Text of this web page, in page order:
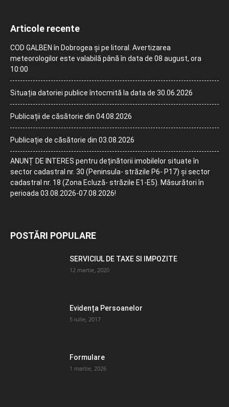
Articole recente
COD GALBEN în Dobrogea și pe litoral. Avertizarea
meteorologilor este valabilă până în data de 08 august, ora
10:00
Situația datoriei publice întocmită la data de 30.06.2026
Publicații de căsătorie din 04.08.2026
Publicație de căsătorie din 03.08.2026
ANUNȚ DE INTERES pentru deținătorii imobilelor situate în
sector cadastral nr. 30 (Peninsula- străzile P6- P17) și sector
cadastral nr. 18 (Zona Ecluză- străzile E1-E5). Măsurători în
perioada 03.08.2026-07.08.2026!
POSTĂRI POPULARE
SERVICIUL DE TAXE SI IMPOZITE
12 martie, 2020
Evidența Persoanelor
5 iulie, 2017
Formulare
1 martie, 2026